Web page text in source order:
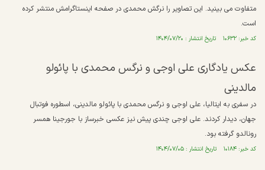
متفاوت می بینید. این تصاویر را نرگش محمدی در صفحه اینستاگرامش منتشر کرده
است.
کد خبر: ۱۰۶۳۲ تاریخ انتشار : ۱۴۰۴/۰۷/۲۰
عکس یادگاری علی اوجی و نرگس محمدی با پائولو
مالدینی
در سفری به ایتالیا، علی اوجی و نرگس محمدی با پائولو مالدینی، اسطوره فوتبال
جهان، دیدار کردند. علی اوجی چندی پیش نیز عکسی خبرساز با جورجینا همسر
رونالدو گرفته بود.
کد خبر: ۱۰۱۸۴ تاریخ انتشار : ۱۴۰۴/۰۷/۰۵